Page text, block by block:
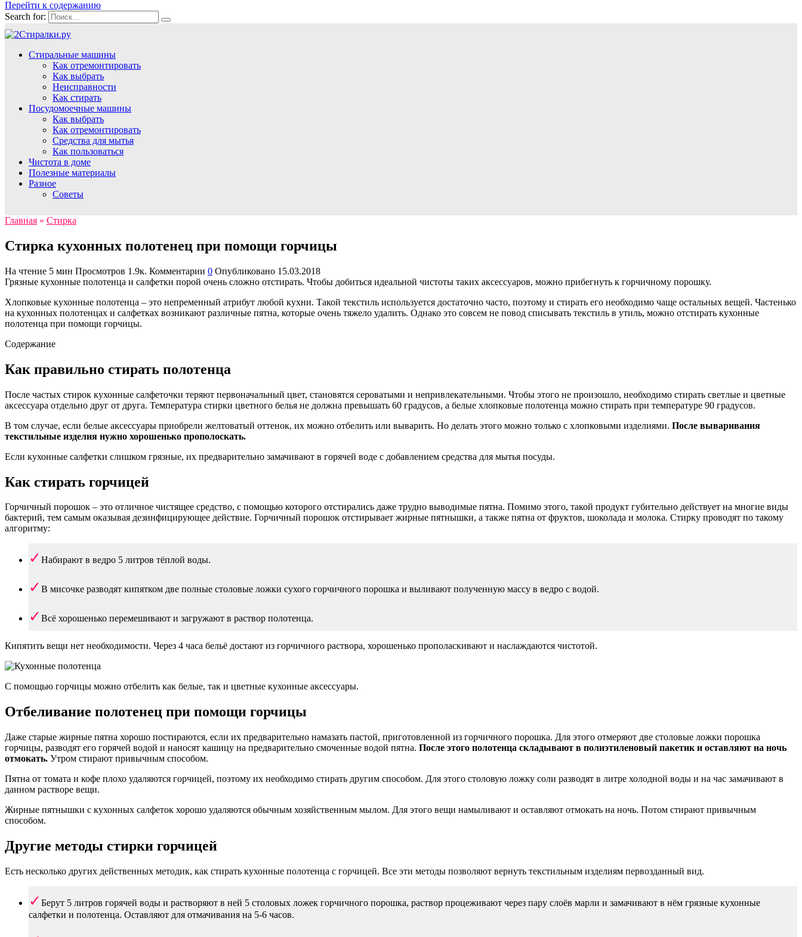
Перейти к содержанию
Search for:
Стиральные машины
Как отремонтировать
Как выбрать
Неисправности
Как стирать
Посудомоечные машины
Как выбрать
Как отремонтировать
Средства для мытья
Как пользоваться
Чистота в доме
Полезные материалы
Разное
Советы
Главная » Стирка
Стирка кухонных полотенец при помощи горчицы
На чтение 5 мин Просмотров 1.9к. Комментарии 0 Опубликовано 15.03.2018
Грязные кухонные полотенца и салфетки порой очень сложно отстирать. Чтобы добиться идеальной чистоты таких аксессуаров, можно прибегнуть к горчичному порошку.
Хлопковые кухонные полотенца – это непременный атрибут любой кухни. Такой текстиль используется достаточно часто, поэтому и стирать его необходимо чаще остальных вещей. Частенько
на кухонных полотенцах и салфетках возникают различные пятна, которые очень тяжело удалить. Однако это совсем не повод списывать текстиль в утиль, можно отстирать кухонные
полотенца при помощи горчицы.
Содержание
Как правильно стирать полотенца
После частых стирок кухонные салфеточки теряют первоначальный цвет, становятся сероватыми и непривлекательными. Чтобы этого не произошло, необходимо стирать светлые и цветные
аксессуара отдельно друг от друга. Температура стирки цветного белья не должна превышать 60 градусов, а белые хлопковые полотенца можно стирать при температуре 90 градусов.
В том случае, если белые аксессуары приобрели желтоватый оттенок, их можно отбелить или выварить. Но делать этого можно только с хлопковыми изделиями. После вываривания
текстильные изделия нужно хорошенько прополоскать.
Если кухонные салфетки слишком грязные, их предварительно замачивают в горячей воде с добавлением средства для мытья посуды.
Как стирать горчицей
Горчичный порошок – это отличное чистящее средство, с помощью которого отстирались даже трудно выводимые пятна. Помимо этого, такой продукт губительно действует на многие виды
бактерий, тем самым оказывая дезинфицирующее действие. Горчичный порошок отстирывает жирные пятнышки, а также пятна от фруктов, шоколада и молока. Стирку проводят по такому
алгоритму:
Набирают в ведро 5 литров тёплой воды.
В мисочке разводят кипятком две полные столовые ложки сухого горчичного порошка и выливают полученную массу в ведро с водой.
Всё хорошенько перемешивают и загружают в раствор полотенца.
Кипятить вещи нет необходимости. Через 4 часа бельё достают из горчичного раствора, хорошенько прополаскивают и наслаждаются чистотой.
С помощью горчицы можно отбелить как белые, так и цветные кухонные аксессуары.
Отбеливание полотенец при помощи горчицы
Даже старые жирные пятна хорошо постираются, если их предварительно намазать пастой, приготовленной из горчичного порошка. Для этого отмеряют две столовые ложки порошка
горчицы, разводят его горячей водой и наносят кашицу на предварительно смоченные водой пятна. После этого полотенца складывают в полиэтиленовый пакетик и оставляют на ночь
отмокать. Утром стирают привычным способом.
Пятна от томата и кофе плохо удаляются горчицей, поэтому их необходимо стирать другим способом. Для этого столовую ложку соли разводят в литре холодной воды и на час замачивают в
данном растворе вещи.
Жирные пятнышки с кухонных салфеток хорошо удаляются обычным хозяйственным мылом. Для этого вещи намыливают и оставляют отмокать на ночь. Потом стирают привычным
способом.
Другие методы стирки горчицей
Есть несколько других действенных методик, как стирать кухонные полотенца с горчицей. Все эти методы позволяют вернуть текстильным изделиям первозданный вид.
Берут 5 литров горячей воды и растворяют в ней 5 столовых ложек горчичного порошка, раствор процеживают через пару слоёв марли и замачивают в нём грязные кухонные
салфетки и полотенца. Оставляют для отмачивания на 5-6 часов.